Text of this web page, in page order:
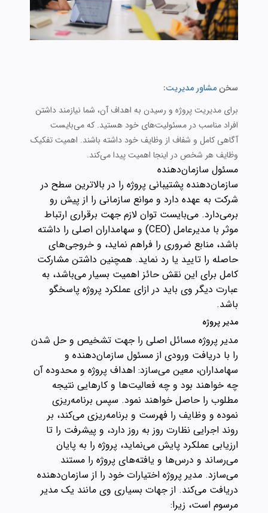
سخنمشاور مدیریت:
برای مدیریت پروژه و رسیدن به اهداف آن، شما نیازمند داشتن
افراد مناسب در مسئولیت‌های خود هستید. که می‌بایست
آگاهی کامل و شفاف از وظایف خود داشته باشند. اهمیت تفکیک
وظایف هر شخص در اینجا اهمیت پیدا می‌کند.
مسئول سازمان‌دهنده
سازمان‌دهنده پشتیبانی پروژه را در بالاترین سطح در
شرکت به عهده دارد و موانع سازمانی را از پیش رو
برمی‌دارد. می‌بایست توان لازم جهت برقراری ارتباط
موثر با مدیرعامل (CEO) و سهامداران اصلی را داشته
باشد، منابع ضروری را فراهم نماید، و خروجی‌های
حاصله را تایید یا رد نماید. همچنین داشتن مشارکت
کامل برای این نقش حائز اهمیت بسیار می‌باشد، به
عبارت دیگر وی باید در ازای عملکرد پروژه پاسخگو
باشد.
مدیر پروژه
مدیر پروژه مسائل اصلی را جهت تشخیص و حل شدن
را با دریافت ورودی از مسئول سازمان‌دهنده و
سهامداران، معین می‌سازد: اهداف پروژه و محدوده آن
چه خواهند بود و چه فعالیت‌ها و کارهایی نتیجه
مطلوب را حاصل خواهند نمود. سپس برنامه‌ریزی
نموده و وظایف را فهرست و برنامه‌ریزی می‌کند، بر
روند اجرایی نظارت روز به‌ روز دارد، و پیشرفت را تا
ارزیابی عملکرد پایش می‌نماید، پروژه را به پایان
می‌رساند و درس‌ها و یافته‌های پروژه را مستند
می‌سازد. مدیر پروژه اختیارات خود را از سازمان‌دهنده
دریافت می‌کند. از جهات بسیاری وی مانند یک مدیر
مرسوم است، زیرا: